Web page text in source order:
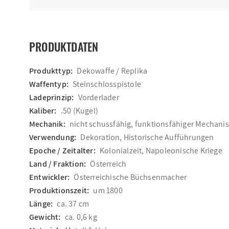
PRODUKTDATEN
Produkttyp: Dekowaffe / Replika
Waffentyp: Steinschlosspistole
Ladeprinzip: Vorderlader
Kaliber: .50 (Kugel)
Mechanik: nicht schussfähig, funktionsfähiger
Verwendung: Dekoration, Historische Aufführungen
Epoche / Zeitalter: Kolonialzeit, Napoleonische Kriege
Land / Fraktion: Österreich
Entwickler: Österreichische Büchsenmacher
Produktionszeit: um 1800
Länge: ca. 37 cm
Gewicht: ca. 0,6 kg